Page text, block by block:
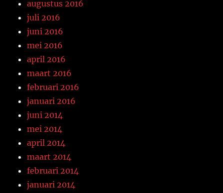
augustus 2016
juli 2016
juni 2016
mei 2016
april 2016
maart 2016
februari 2016
januari 2016
juni 2014
mei 2014
april 2014
maart 2014
februari 2014
januari 2014